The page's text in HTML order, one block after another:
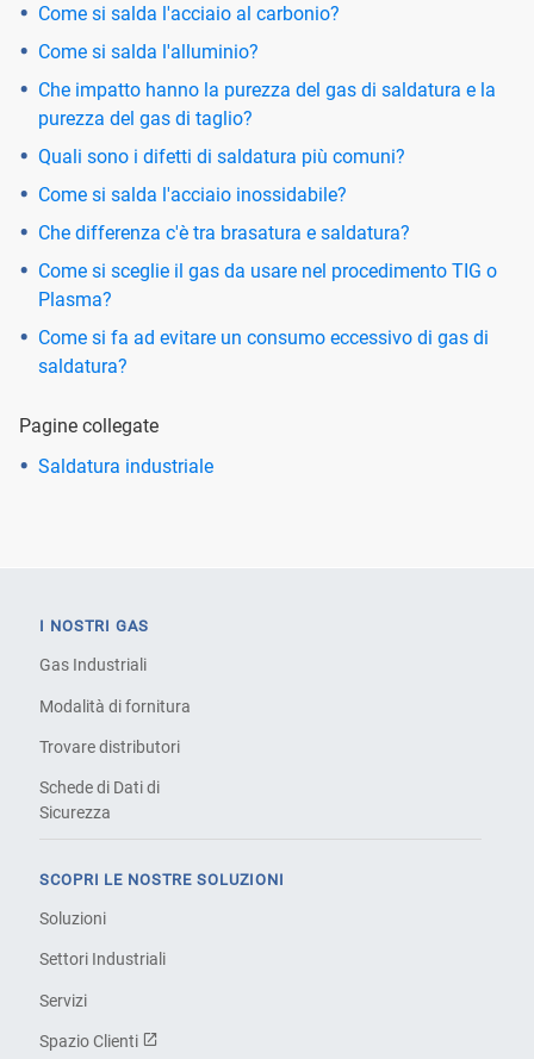
Come si salda l'acciaio al carbonio?
Come si salda l'alluminio?
Che impatto hanno la purezza del gas di saldatura e la
purezza del gas di taglio?
Quali sono i difetti di saldatura più comuni?
Come si salda l'acciaio inossidabile?
Che differenza c'è tra brasatura e saldatura?
Come si sceglie il gas da usare nel procedimento TIG o
Plasma?
Come si fa ad evitare un consumo eccessivo di gas di
saldatura?
Pagine collegate
Saldatura industriale
I NOSTRI GAS
Gas Industriali
Modalità di fornitura
Trovare distributori
Schede di Dati di
Sicurezza
SCOPRI LE NOSTRE SOLUZIONI
Soluzioni
Settori Industriali
Servizi
Spazio Clienti